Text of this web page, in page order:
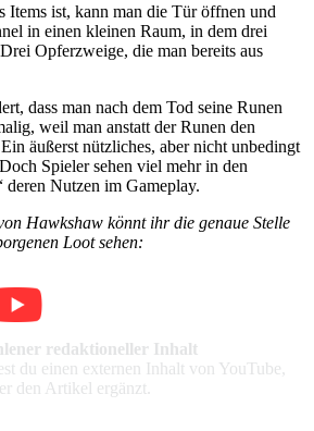
Items ist, kann man die Tür öffnen und
in einen kleinen Raum, in dem drei
Opferzweige, die man bereits aus
dass man nach dem Tod seine Runen
weil man anstatt der Runen den
äußerst nützliches, aber nicht unbedingt
Spieler sehen viel mehr in den
deren Nutzen im Gameplay.
Hawkshaw könnt ihr die genaue Stelle
Loot sehen:
redaktioneller Inhalt
du einen externen Inhalt von YouTube,
den Artikel ergänzt.